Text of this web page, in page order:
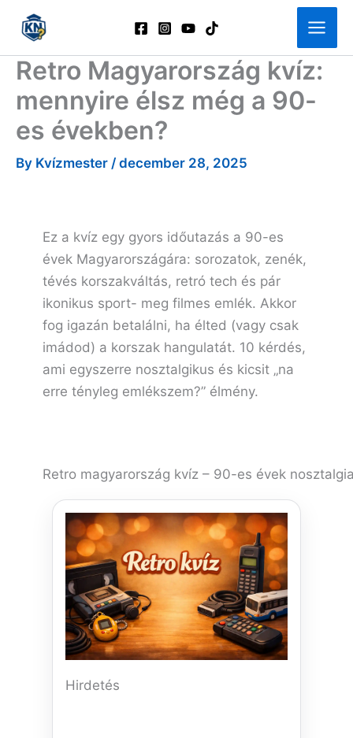
content
Retro Magyarország kvíz:
mennyire élsz még a 90-
es években?
By Kvízmester / december 28, 2025
Ez a kvíz egy gyors időutazás a 90-es
évek Magyarországára: sorozatok, zenék,
tévés korszakváltás, retró tech és pár
ikonikus sport- meg filmes emlék. Akkor
fog igazán betalálni, ha élted (vagy csak
imádod) a korszak hangulatát. 10 kérdés,
ami egyszerre nosztalgikus és kicsit „na
erre tényleg emlékszem?” élmény.
Retro magyarország kvíz – 90-es évek
Hirdetés